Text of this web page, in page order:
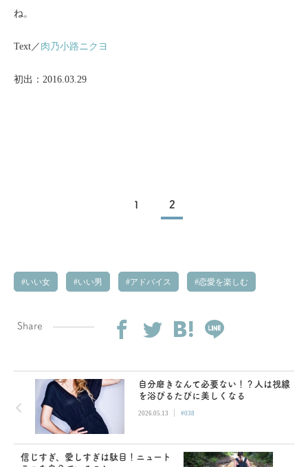
ね。
Text／ 肉乃小路ニクヨ
初出：2016.03.29
1 2
いい女 いい男 アドバイス 恋愛を楽しむ
Share
自分磨きなんて必要ない！？人は視線
を浴びるたびに美しくなる
2026.05.13 | #038
信じすぎ、愛しすぎは駄目！ニュート